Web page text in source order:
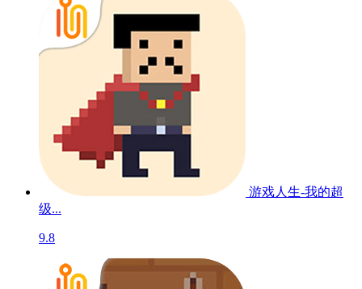
游戏人生-我的超
级...
9.8